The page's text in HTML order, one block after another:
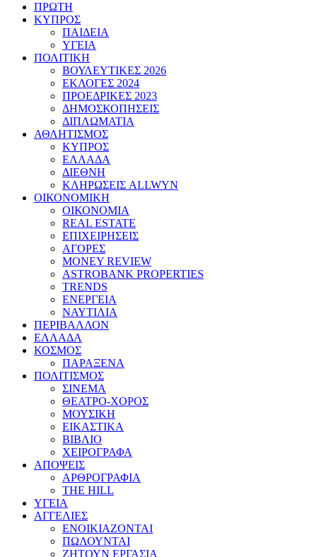
ΠΡΩΤΗ
ΚΥΠΡΟΣ
ΠΑΙΔΕΙΑ
ΥΓΕΙΑ
ΠΟΛΙΤΙΚΗ
ΒΟΥΛΕΥΤΙΚΕΣ 2026
ΕΚΛΟΓΕΣ 2024
ΠΡΟΕΔΡΙΚΕΣ 2023
ΔΗΜΟΣΚΟΠΗΣΕΙΣ
ΔΙΠΛΩΜΑΤΙΑ
ΑΘΛΗΤΙΣΜΟΣ
ΚΥΠΡΟΣ
ΕΛΛΑΔΑ
ΔΙΕΘΝΗ
ΚΛΗΡΩΣΕΙΣ ALLWYN
ΟΙΚΟΝΟΜΙΚΗ
ΟΙΚΟΝΟΜΙΑ
REAL ESTATE
ΕΠΙΧΕΙΡΗΣΕΙΣ
ΑΓΟΡΕΣ
MONEY REVIEW
ASTROBANK PROPERTIES
TRENDS
ΕΝΕΡΓΕΙΑ
ΝΑΥΤΙΛΙΑ
ΠΕΡΙΒΑΛΛΟΝ
ΕΛΛΑΔΑ
ΚΟΣΜΟΣ
ΠΑΡΑΞΕΝΑ
ΠΟΛΙΤΙΣΜΟΣ
ΣΙΝΕΜΑ
ΘΕΑΤΡΟ-ΧΟΡΟΣ
ΜΟΥΣΙΚΗ
ΕΙΚΑΣΤΙΚΑ
ΒΙΒΛΙΟ
ΧΕΙΡΟΓΡΑΦΑ
ΑΠΟΨΕΙΣ
ΑΡΘΡΟΓΡΑΦΙΑ
THE HILL
ΥΓΕΙΑ
ΑΓΓΕΛΙΕΣ
ΕΝΟΙΚΙΑΖΟΝΤΑΙ
ΠΩΛΟΥΝΤΑΙ
ΖΗΤΟΥΝ ΕΡΓΑΣΙΑ